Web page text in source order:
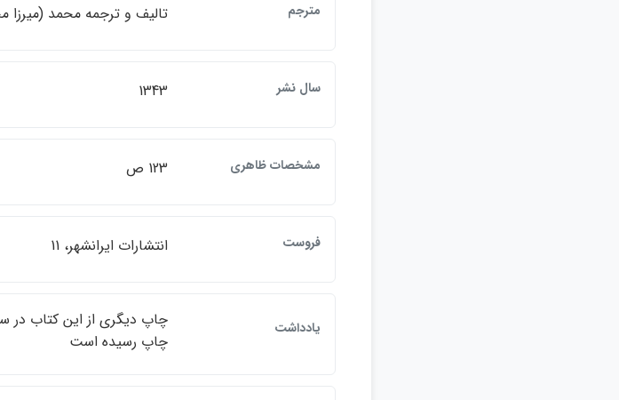
مترجم تاليف و ترجمه محمد (ميرزا
سال نشر 1343
مشخصات ظاهري 123 ص
فروست انتشارات ايرانشهر، 11
يادداشت
چاپ رسيده است